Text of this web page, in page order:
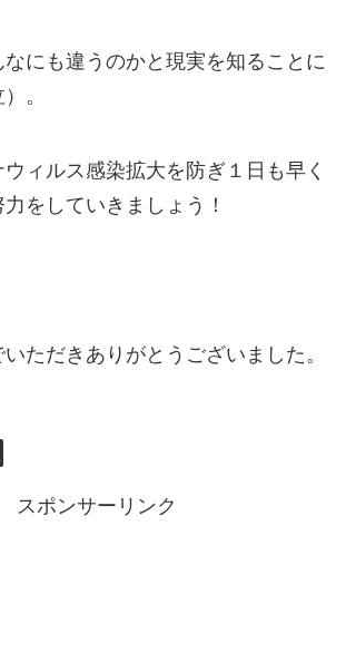
なにも違うのかと現実を知ることに
。
ィルス感染拡大を防ぎ１日も早く
をしていきましょう！
ただきありがとうございました。
スポンサーリンク